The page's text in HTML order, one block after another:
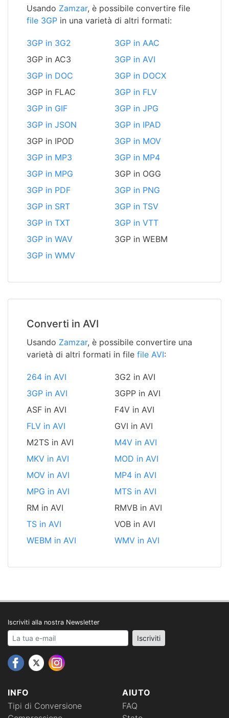
Usando Zamzar, è possibile convertire file
file 3GP in una varietà di altri formati:
3GP in 3G2
3GP in AAC
3GP in AC3
3GP in AVI
3GP in DOC
3GP in DOCX
3GP in FLAC
3GP in FLV
3GP in GIF
3GP in JPG
3GP in JSON
3GP in IPAD
3GP in IPOD
3GP in MOV
3GP in MP3
3GP in MP4
3GP in MPG
3GP in OGG
3GP in PDF
3GP in PNG
3GP in SRT
3GP in TSV
3GP in TXT
3GP in VTT
3GP in WAV
3GP in WEBM
3GP in WMV
Converti in AVI
Usando Zamzar, è possibile convertire una
varietà di altri formati in file file AVI:
264 in AVI
3G2 in AVI
3GP in AVI
3GPP in AVI
ASF in AVI
F4V in AVI
FLV in AVI
GVI in AVI
M2TS in AVI
M4V in AVI
MKV in AVI
MOD in AVI
MOV in AVI
MP4 in AVI
MPG in AVI
MTS in AVI
RM in AVI
RMVB in AVI
TS in AVI
VOB in AVI
WEBM in AVI
WMV in AVI
INFO
Tipi di Conversione
AIUTO
FAQ
Iscriviti alla nostra Newsletter
Your email address Iscriviti